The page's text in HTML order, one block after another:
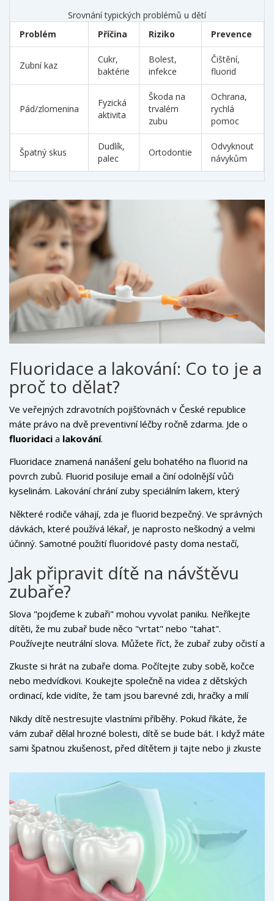
speciální aparaturu.Srovnání typických problémů u dětí
Problém
Příčina Riziko Prevence
Zubní kaz
Cukr,
baktérie
Bolest,
infekce
Čištění,
fluorid
Pád/zlomenina
Fyzická
aktivita
Škoda na
trvalém
zubu
Ochrana,
rychlá
pomoc
Špatný skus
Dudlík,
palec
Ortodontie
Odvyknout
návykům
Fluoridace a lakování: Co to je a
proč to dělat?
Ve veřejných zdravotních pojišťovnách v České republice
máte právo na dvě preventivní léčby ročně zdarma. Jde o
fluoridaci a lakování.
Fluoridace znamená nanášení gelu bohatého na fluorid na
povrch zubů. Fluorid posiluje email a činí odolnější vůči
kyselinám. Lakování chrání zuby speciálním lakem, který
bezbolestné a trvají pár minut. Pro dítě, které má tendenci k
kazu, jsou naprostou nutností.
Některé rodiče váhají, zda je fluorid bezpečný. Ve správných
dávkách, které používá lékař, je naprosto neškodný a velmi
účinný. Samotné použití fluoridové pasty doma nestačí,
koncentrovanější a cílená.
Jak připravit dítě na návštěvu
zubaře?
Slova "pojďeme k zubaři" mohou vyvolat paniku. Neříkejte
dítěti, že mu zubař bude něco "vrtat" nebo "tahat".
Používejte neutrální slova. Můžete říct, že zubař zuby očistí a
Zkuste si hrát na zubaře doma. Počítejte zuby sobě, kočce
nebo medvídkovi. Koukejte společně na videa z dětských
ordinací, kde vidíte, že tam jsou barevné zdi, hračky a milí
aby působila přátelsky - často mají herny nebo možnost
sledovat animovaný film během léčby.
Nikdy dítě nestresujte vlastními příběhy. Pokud říkáte, že
vám zubař dělal hrozné bolesti, dítě se bude bát. I když máte
sami špatnou zkušenost, před dítětem ji tajte nebo ji zkuste